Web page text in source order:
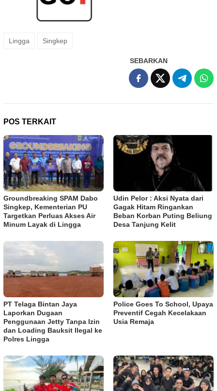
Lingga Singkep
SEBARKAN
POS TERKAIT
Groundbreaking SPAM Dabo
Singkep, Kementerian PU
Targetkan Perluas Akses Air
Minum Layak di Lingga
Udin Pelor : Aksi Nyata dari
Gagak Hitam Ringankan
Beban Korban Puting Beliung
Desa Tanjung Kelit
PT Telaga Bintan Jaya
Laporkan Dugaan
Penggunaan Jetty Tanpa Izin
dan Loading Bauksit Ilegal ke
Polres Lingga
Police Goes To School, Upaya
Preventif Cegah Kecelakaan
Usia Remaja